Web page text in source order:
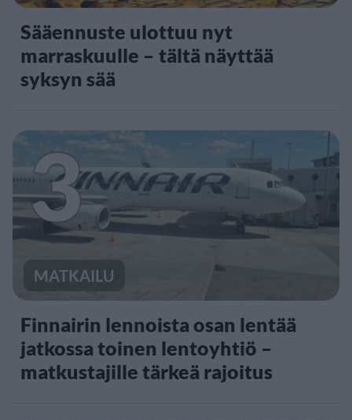
Sääennuste ulottuu nyt
marraskuulle – tältä näyttää
syksyn sää
3
MATKAILU
Finnairin lennoista osan lentää
jatkossa toinen lentoyhtiö –
matkustajille tärkeä rajoitus